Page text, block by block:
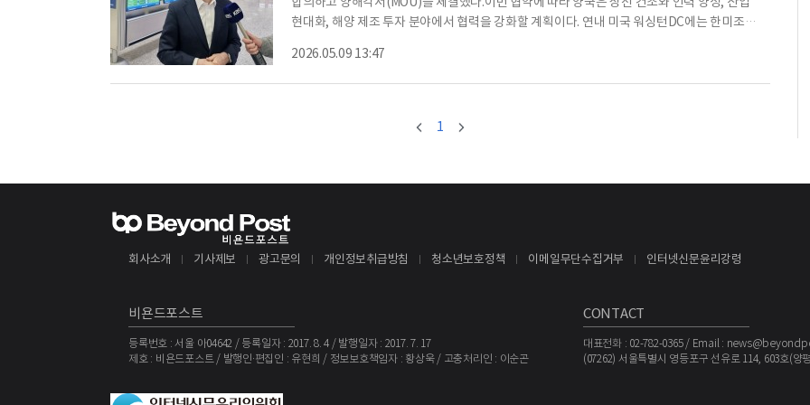
현대화, 해양 제조 투자 분야에서 협력을 강화할 계획이다. 연내 미국 워싱턴DC에는 한미조선
드 러트닉 상무장관과 방미 중인 김정관 산업통상자원부 장관이 참석한 가운데 관련 서명식이
진행됐다고 밝혔다.KUSPI는 정부와 산업계, 연구기관 간 협력 확대를 지원하는 플랫폼 역할
2026.05.09 13:47
1
회사소개 기사제보 광고문의 개인정보취급방침 청소년보호정책 이메일무단수집거부 인터넷신문윤리강령
비욘드포스트
등록번호 : 서울 아04642 / 등록일자 : 2017. 8. 4 / 발행일자 : 2017. 7. 17
제호 : 비욘드포스트 / 발행인·편집인 : 유현희 / 정보보호책임자 : 황상욱 / 고충처리인 : 이순곤
CONTACT
대표전화 : 02-782-0365 / Email :
(07262) 서울특별시 영등포구 선유로 114, 603호(양